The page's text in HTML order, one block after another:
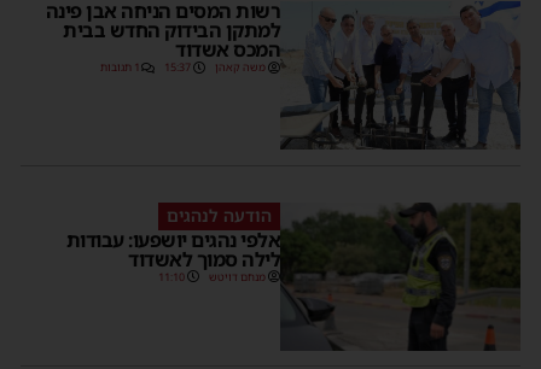
רשות המסים הניחה אבן פינה
למתקן הבידוק החדש בבית
המכס אשדוד
משה קאהן 15:37 1 תגובות
הודעה לנהגים
אלפי נהגים יושפעו: עבודות
לילה סמוך לאשדוד
מנחם דויטש 11:10